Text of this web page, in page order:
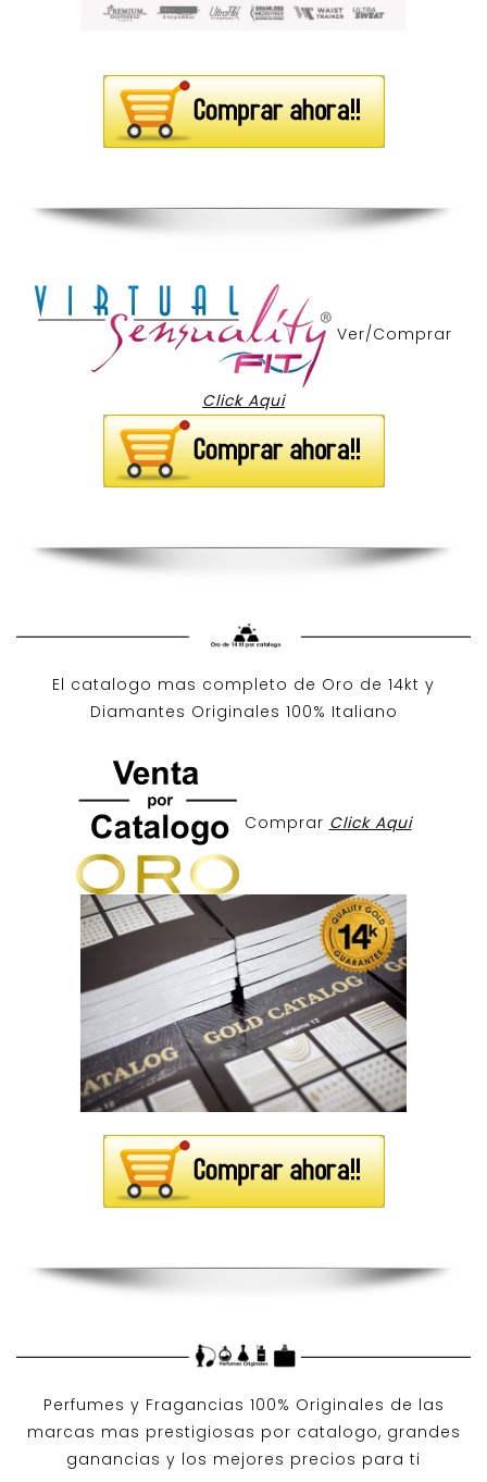
Ver/Comprar
Click Aqui
El catalogo mas completo de Oro de 14kt y
Diamantes Originales 100% Italiano
Comprar Click Aqui
Perfumes y Fragancias 100% Originales de las
marcas mas prestigiosas por catalogo, grandes
ganancias y los mejores precios para ti